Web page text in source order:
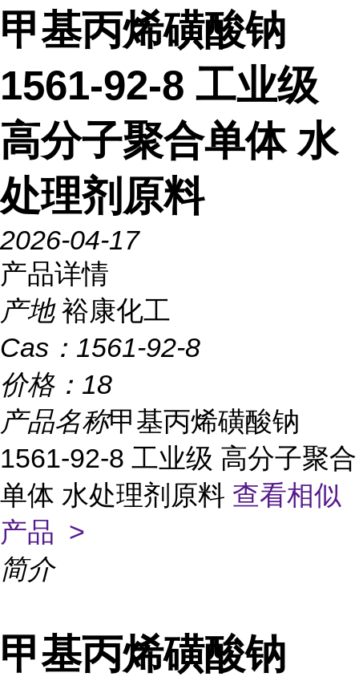
甲基丙烯磺酸钠
1561-92-8 工业级
高分子聚合单体 水
处理剂原料
2026-04-17
产品详情
产地 裕康化工
Cas： 1561-92-8
价格： 18
产品名称甲基丙烯磺酸钠
1561-92-8 工业级 高分子聚合
单体 水处理剂原料 查看相似
产品 >
简介
甲基丙烯磺酸钠